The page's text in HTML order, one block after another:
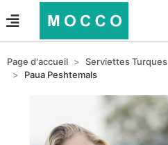
Page d'accueil Serviettes Turques
Paua Peshtemals